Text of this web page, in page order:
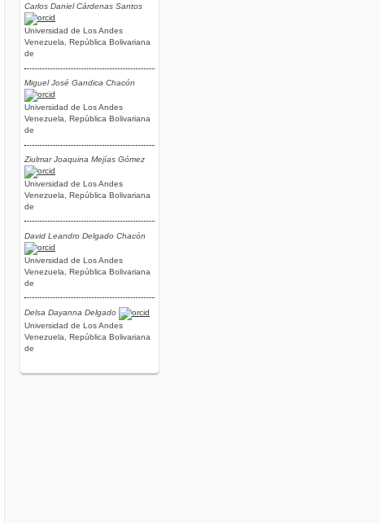
Carlos Daniel Cárdenas Santos
Universidad de Los Andes
Venezuela, República Bolivariana
de
Miguel José Gandica Chacón
Universidad de Los Andes
Venezuela, República Bolivariana
de
Ziulmar Joaquina Mejías Gómez
Universidad de Los Andes
Venezuela, República Bolivariana
de
David Leandro Delgado Chacón
Universidad de Los Andes
Venezuela, República Bolivariana
de
Delsa Dayanna Delgado
Universidad de Los Andes
Venezuela, República Bolivariana
de